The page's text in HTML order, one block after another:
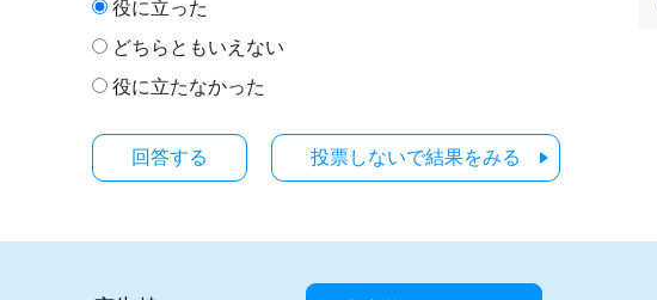
役に立った
どちらともいえない
役に立たなかった
投票しないで結果をみる